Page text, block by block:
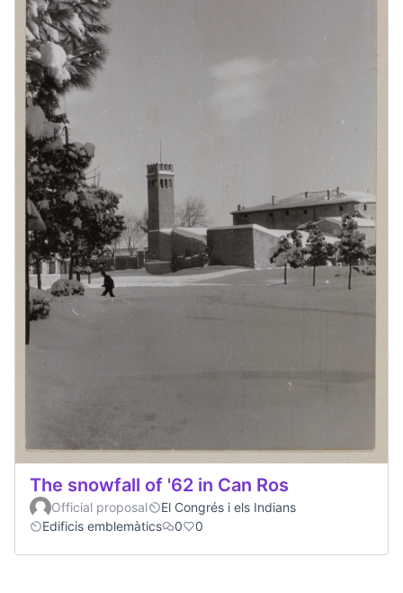
The snowfall of '62 in Can Ros
Official proposal
El Congrés i els Indians
Edificis emblemàtics
0 0